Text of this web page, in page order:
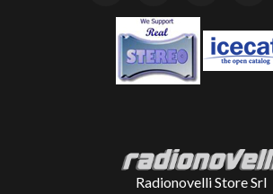
Radionovelli Store Srl